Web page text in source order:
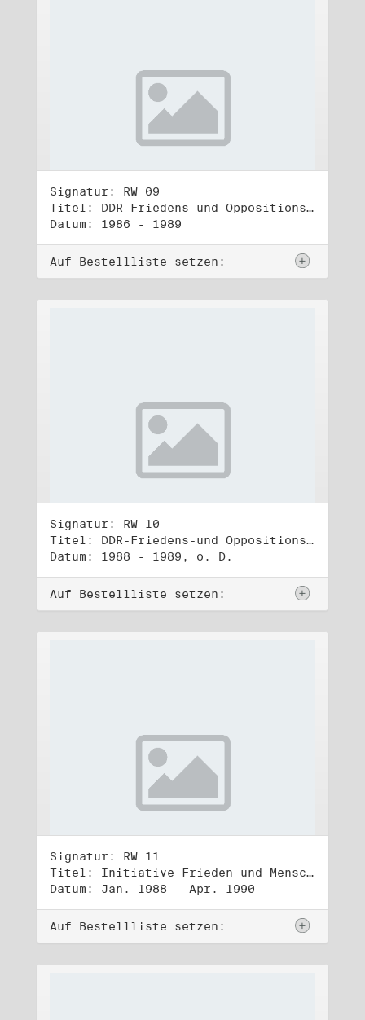
Signatur: RW 09
Titel: DDR-Friedens-und Oppositionsbewegung (2)
Datum: 1986 - 1989
Auf Bestellliste setzen:
Signatur: RW 10
Titel: DDR-Friedens-und Oppositionsbewegung (3)
Datum: 1988 - 1989, o. D.
Auf Bestellliste setzen:
Signatur: RW 11
Titel: Initiative Frieden und Menschenrechte (1)
Datum: Jan. 1988 - Apr. 1990
Auf Bestellliste setzen: